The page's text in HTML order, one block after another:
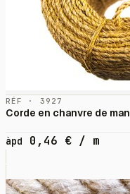
RÉF · 3927
Corde en chanvre de
àpd 0,46 € / m